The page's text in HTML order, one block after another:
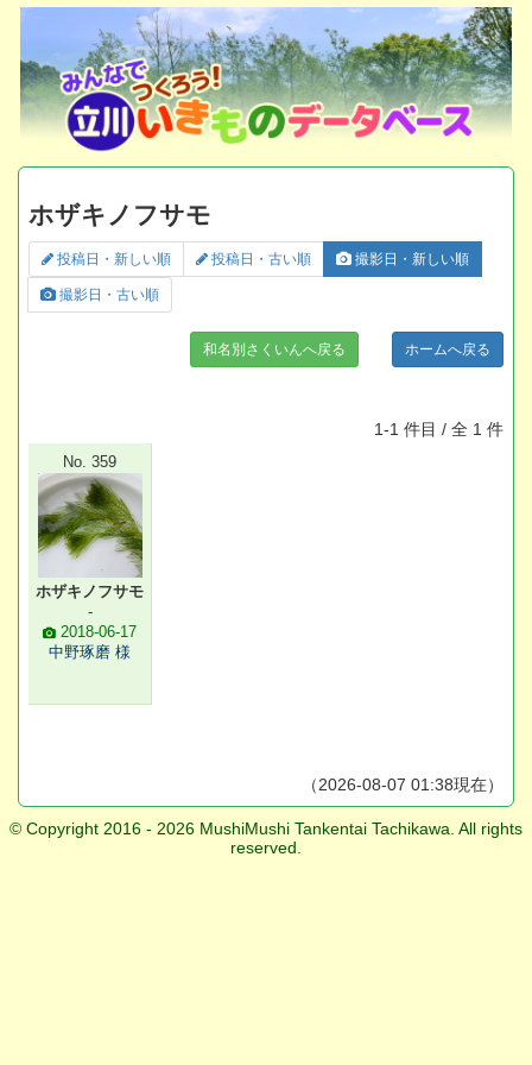
ホザキノフサモ
投稿日・新しい順 投稿日・古い順 撮影日・新しい順
撮影日・古い順
和名別さくいんへ戻る ホームへ戻る
1-1 件目 / 全 1 件
No. 359
ホザキノフサモ
-
2018-06-17
中野琢磨 様
（2026-08-07 01:38現在）
© Copyright 2016 - 2026 MushiMushi Tankentai Tachikawa. All rights
reserved.